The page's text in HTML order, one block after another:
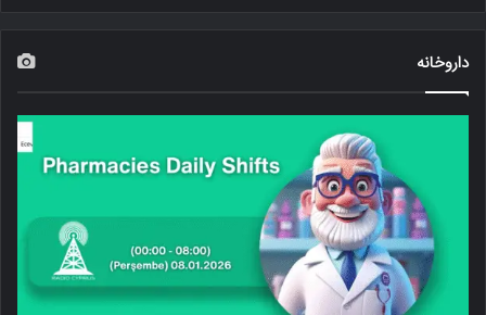
داروخانه